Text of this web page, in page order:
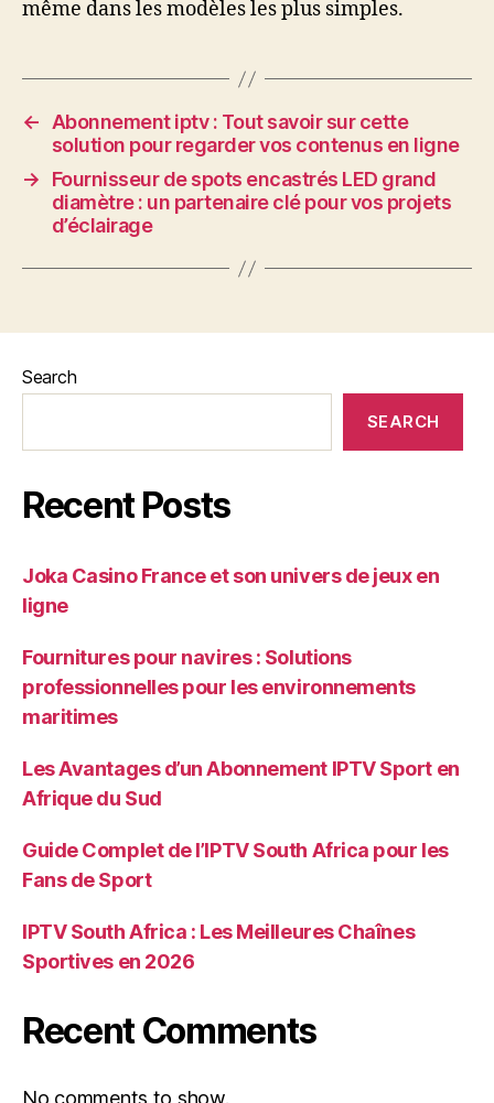
même dans les modèles les plus simples.
← Abonnement iptv : Tout savoir sur cette
solution pour regarder vos contenus en ligne
→
Fournisseur de spots encastrés LED grand
diamètre : un partenaire clé pour vos projets
d’éclairage
Search
SEARCH
Recent Posts
Joka Casino France et son univers de jeux en
ligne
Fournitures pour navires : Solutions
professionnelles pour les environnements
maritimes
Les Avantages d’un Abonnement IPTV Sport en
Afrique du Sud
Guide Complet de l’IPTV South Africa pour les
Fans de Sport
IPTV South Africa : Les Meilleures Chaînes
Sportives en 2026
Recent Comments